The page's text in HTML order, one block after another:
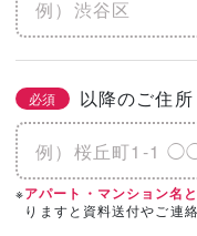
必須 以降のご住所
※アパート・マンション名
りますと資料送付やご連